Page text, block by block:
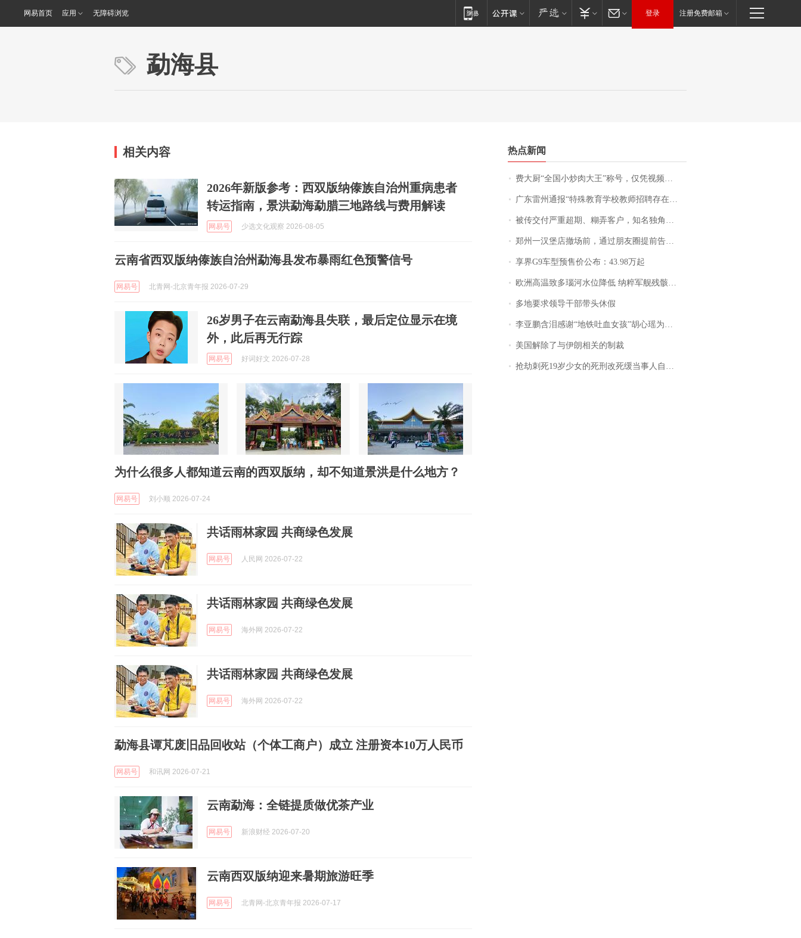
网易首页 应用 无障碍浏览 登录 注册免费邮箱
勐海县
相关内容
2026年新版参考：西双版纳傣族自治州重病患者
转运指南，景洪勐海勐腊三地路线与费用解读
网易号 少选文化观察 2026-08-05
云南省西双版纳傣族自治州勐海县发布暴雨红色预警信号
网易号 北青网-北京青年报 2026-07-29
26岁男子在云南勐海县失联，最后定位显示在境
外，此后再无行踪
网易号 好词好文 2026-07-28
为什么很多人都知道云南的西双版纳，却不知道景洪是什么地方？
网易号 刘小顺 2026-07-24
共话雨林家园 共商绿色发展
网易号 人民网 2026-07-22
共话雨林家园 共商绿色发展
网易号 海外网 2026-07-22
共话雨林家园 共商绿色发展
网易号 海外网 2026-07-22
勐海县谭芃废旧品回收站（个体工商户）成立 注册资本10万人民币
网易号 和讯网 2026-07-21
云南勐海：全链提质做优茶产业
网易号 新浪财经 2026-07-20
云南西双版纳迎来暑期旅游旺季
网易号 北青网-北京青年报 2026-07-17
热点新闻
费大厨“全国小炒肉大王”称号，仅凭视频评出？中国烹饪协会回应
广东雷州通报“特殊教育学校教师招聘存在违规行为”：已启动问责程序 副校长被停职
被传交付严重超期、糊弄客户，知名独角兽车企创始人回应：都没证据，将依法采取措施，“本人长期与美国交管局保持沟通，对方表示肯定”
郑州一汉堡店撤场前，通过朋友圈提前告知逐一退费，有顾客仅剩1元也全被退回，分文不少；顾客：言而有信，让人感动
享界G9车型预售价公布：43.98万起
欧洲高温致多瑙河水位降低 纳粹军舰残骸重见天日
多地要求领导干部带头休假
李亚鹏含泪感谢“地铁吐血女孩”胡心瑶为嫣然天使捐99999元：这份捐赠太沉重，尊重其捐赠意愿，个人向胡心瑶和她的病友之家各捐赠99999元
美国解除了与伊朗相关的制裁
抢劫刺死19岁少女的死刑改死缓当事人自述：出狱11年间始终刻意躲避被害人家属